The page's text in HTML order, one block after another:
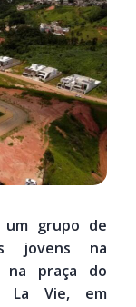
um grupo de
jovens na
na praça do
La Vie, em